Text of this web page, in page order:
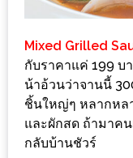
บาท
ชี้
เบาะแส
ความ
อร่อย
Mixed Grilled
กับราคาแค่ 199 บ
น้าอ้วนว่าจานนี้
ชิ้นใหญ่ๆ หลากหล
และผักสด ถ้ามาค
กลับบ้านชัวร์